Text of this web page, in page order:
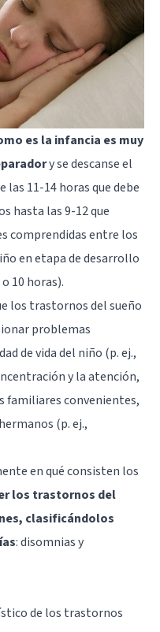
es la infancia es muy
y se descanse el
las 11-14 horas que debe
hasta las 9-12 que
comprendidas entre los
en etapa de desarrollo
10 horas).
los trastornos del sueño
problemas
de vida del niño (p. ej.,
y la atención,
familiares convenientes,
(p. ej.,
en qué consisten los
los trastornos del
clasificándolos
: disomnias y
de los trastornos